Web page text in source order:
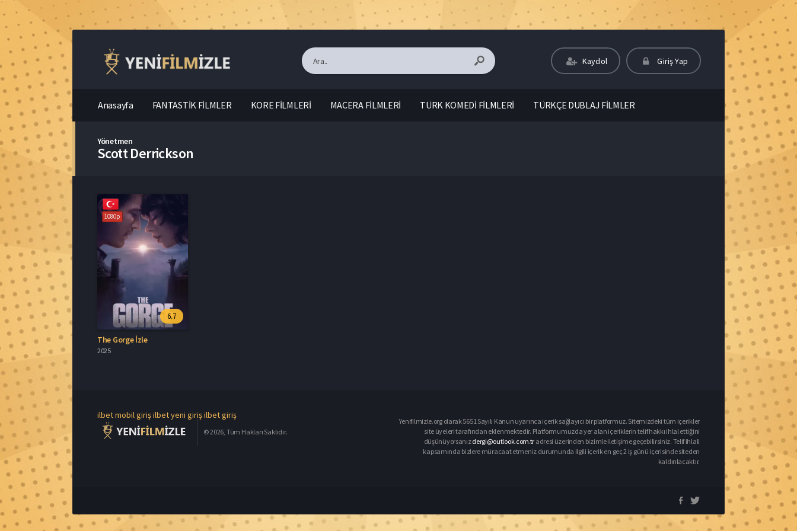
Kaydol Giriş Yap
Anasayfa FANTASTİK FİLMLER KORE FİLMLERİ MACERA FİLMLERİ TÜRK KOMEDİ FİLMLERİ TÜRKÇE DUBLAJ FİLMLER
Yönetmen
Scott Derrickson
1080p
6.7
The Gorge İzle
2025
ilbet mobil girişilbet yeni girişilbet giriş
© 2026, Tüm Hakları Saklıdır.
Yenifilmizle.org olarak 5651 Sayılı Kanun uyarınca içerik sağlayıcı bir platformuz. Sitemizdeki tüm içerikler
site üyeleri tarafından eklenmektedir. Platformumuzda yer alan içeriklerin telif hakkı ihlal ettiğini
düşünüyorsanızdergi@outlook.com.tr adresi üzerinden bizimle iletişime geçebilirsiniz. Telif ihlali
kapsamında bizlere müracaat etmeniz durumunda ilgili içerik en geç 2 iş günü içerisinde siteden
kaldırılacaktır.